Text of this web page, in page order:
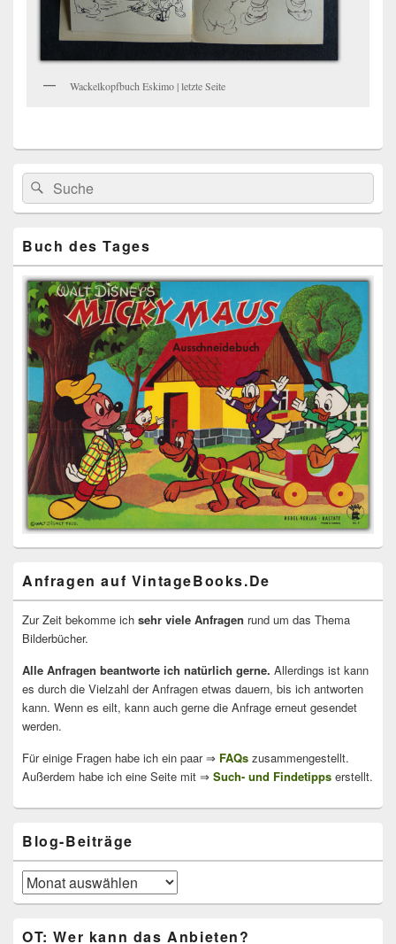
Wackelkopfbuch Eskimo | letzte Seite
Primärer
Seitenleisten
Widget-
Bereich
Search
for:
Suche
Buch des Tages
Anfragen auf VintageBooks.De
Zur Zeit bekomme ich sehr viele Anfragen rund um das Thema
Bilderbücher.
Alle Anfragen beantworte ich natürlich gerne. Allerdings ist kann
es durch die Vielzahl der Anfragen etwas dauern, bis ich antworten
kann. Wenn es eilt, kann auch gerne die Anfrage erneut gesendet
werden.
Für einige Fragen habe ich ein paar ⇒ FAQs zusammengestellt.
Außerdem habe ich eine Seite mit ⇒ Such- und Findetipps erstellt.
Blog-Beiträge
Blog-
Beiträge
OT: Wer kann das Anbieten?